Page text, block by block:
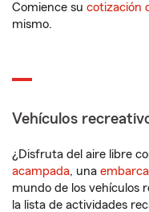
Comience su cotización
mismo.
Vehículos
¿Disfruta del aire libre
acampada, una
mundo de los vehículos
la lista de actividades